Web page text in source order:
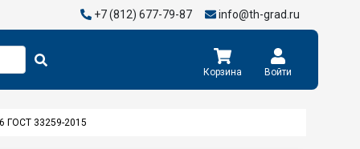
+7 (812) 677-79-87 info@th-grad.ru
Корзина Войти
ГОСТ 33259-2015